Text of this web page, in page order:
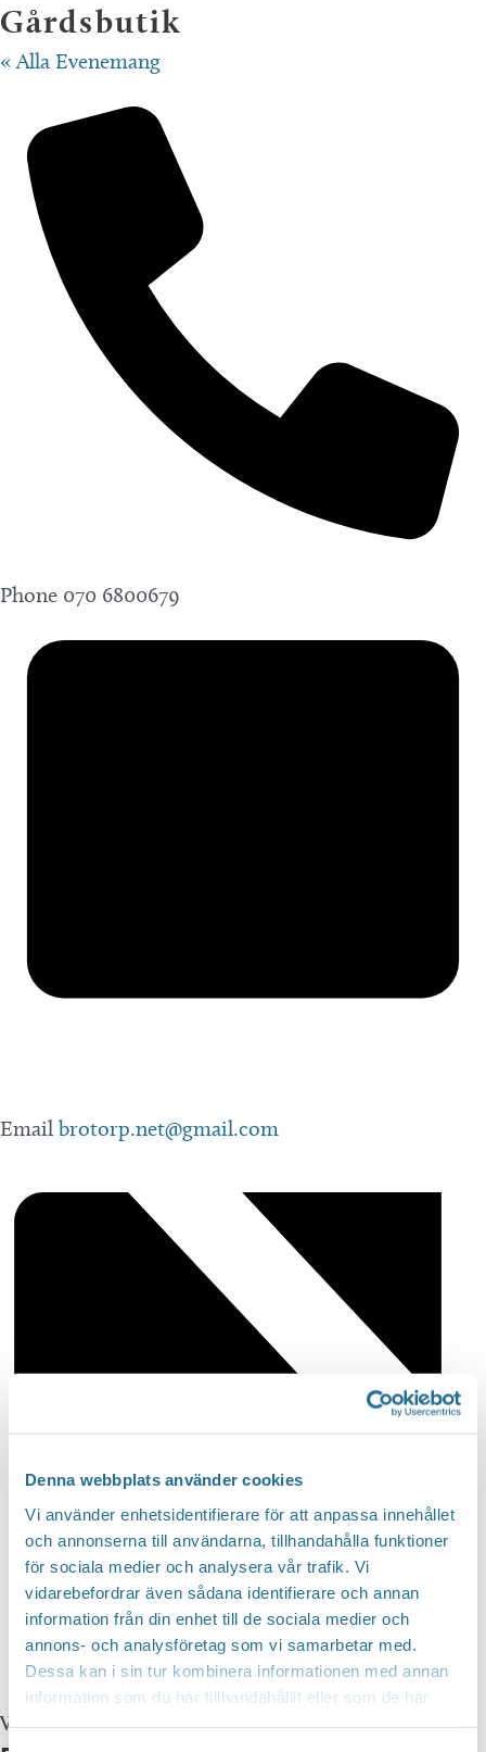
Denna webbplats använder cookies
Vi använder enhetsidentifierare för att anpassa innehållet
och annonserna till användarna, tillhandahålla funktioner
för sociala medier och analysera vår trafik. Vi
vidarebefordrar även sådana identifierare och annan
information från din enhet till de sociala medier och
annons- och analysföretag som vi samarbetar med.
Dessa kan i sin tur kombinera informationen med annan
information som du har tillhandahållit eller som de har
Gårdsbutik
« Alla Evenemang
Phone 070 6800679
Email brotorp.net@gmail.com
Websitehttps://brotorp.net/